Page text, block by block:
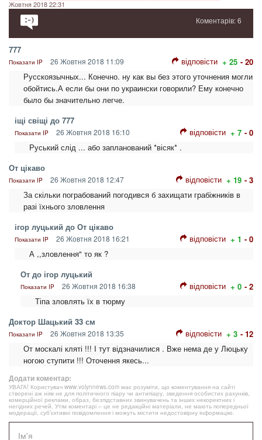
Жовтня 2018 22:31
Коментарів: 6
777
Показати IP 26 Жовтня 2018 11:09 відповісти + 25 - 20
Русскоязычных... Конечно. ну как вы без этого уточнения могли
обойтись.А если бы они по украински говорили? Ему конечно
было бы значительно легче.
іщі свіщі до 777
Показати IP 26 Жовтня 2018 16:10 відповісти + 7 - 0
Руський слід ... або запланований *вісяк* .
От цікаво
Показати IP 26 Жовтня 2018 12:47 відповісти + 19 - 3
За скільки пограбований погодився б захищати грабіжників в
разі їхнього зловлення
ігор луцький до От цікаво
Показати IP 26 Жовтня 2018 16:21 відповісти + 1 - 0
А ,,зловлення" то як ?
От до ігор луцький
Показати IP 26 Жовтня 2018 16:38 відповісти + 0 - 2
Тіпа зловлять їх в тюрму
Доктор Шацький 33 см
Показати IP 26 Жовтня 2018 13:35 відповісти + 3 - 12
От москалі кляті !!! І тут відзначилися . Вже нема де у Люцьку
ногою ступити !!! Оточення якесь...
Додати коментар:
УВАГА! Користувач www.volynnews.com має розуміти, що коментування на сайті
створені аж ніяк не для політичного піару чи антипіару, зведення особистих рахунків,
комерційної реклами, образ, безпідставних звинувачень та інших некоректних і
негідних речей. Утім коментарі – це не редакційні матеріали, не мають попередньої
модерації, суб’єктивні повідомлення і можуть містити недостовірну інформацію.